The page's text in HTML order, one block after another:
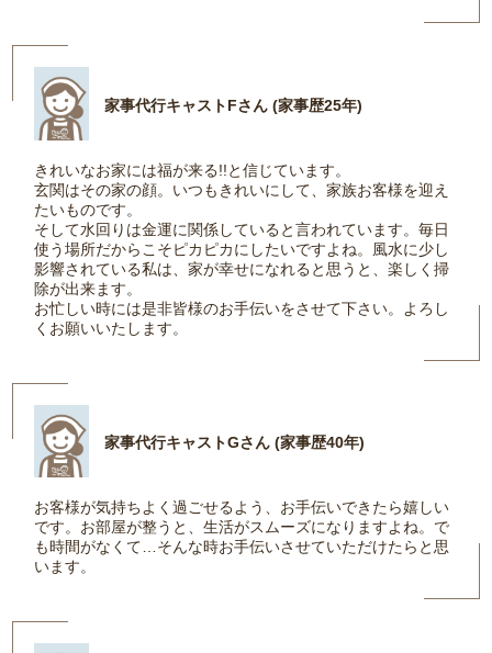
家事代行キャストFさん (家事歴25年)
きれいなお家には福が来る!!と信じています。
玄関はその家の顔。いつもきれいにして、家族お客様を迎え
たいものです。
そして水回りは金運に関係していると言われています。毎日
使う場所だからこそピカピカにしたいですよね。風水に少し
影響されている私は、家が幸せになれると思うと、楽しく掃
除が出来ます。
お忙しい時には是非皆様のお手伝いをさせて下さい。よろし
くお願いいたします。
家事代行キャストGさん (家事歴40年)
お客様が気持ちよく過ごせるよう、お手伝いできたら嬉しい
です。お部屋が整うと、生活がスムーズになりますよね。で
も時間がなくて…そんな時お手伝いさせていただけたらと思
います。